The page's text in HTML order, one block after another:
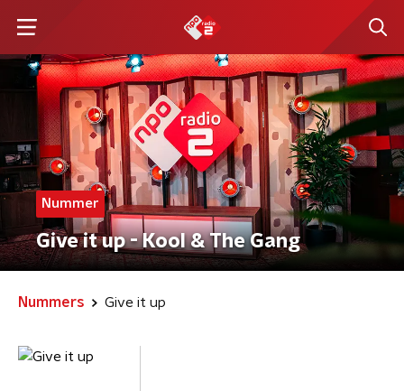
Nummer
Give it up - Kool & The Gang
Nummers Give it up